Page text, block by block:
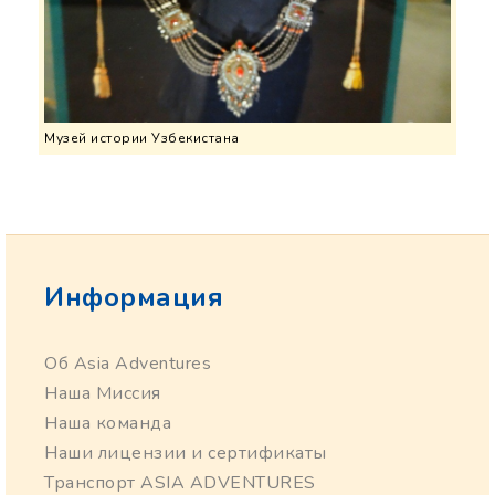
Музей истории Узбекистана
Информация
Об Asia Adventures
Наша Миссия
Наша команда
Наши лицензии и сертификаты
Транспорт ASIA ADVENTURES